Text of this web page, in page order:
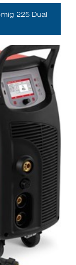
225 Dual